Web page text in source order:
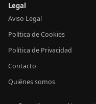
Legal
Aviso Legal
Política de Cookies
Política de Privacidad
Contacto
Quiénes somos